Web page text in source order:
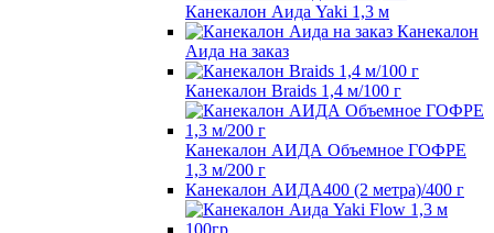
Канекалон Аида Yaki 1,3 м
Канекалон
Аида на заказ
Канекалон Braids 1,4 м/100 г
Канекалон АИДА Объемное ГОФРЕ
1,3 м/200 г
Канекалон АИДА400 (2 метра)/400 г